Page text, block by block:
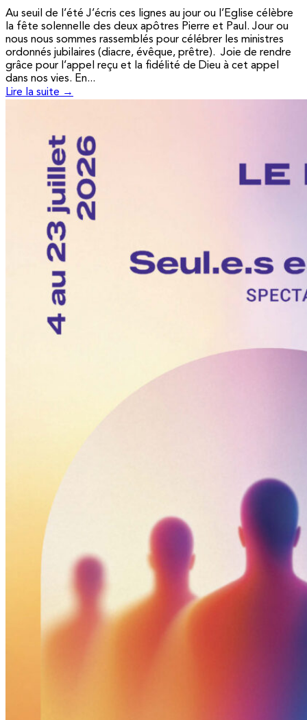
Au seuil de l’été J’écris ces lignes au jour ou l’Eglise célèbre
la fête solennelle des deux apôtres Pierre et Paul. Jour ou
nous nous sommes rassemblés pour célébrer les ministres
ordonnés jubilaires (diacre, évêque, prêtre). Joie de rendre
grâce pour l’appel reçu et la fidélité de Dieu à cet appel
dans nos vies. En...
Lire la suite →